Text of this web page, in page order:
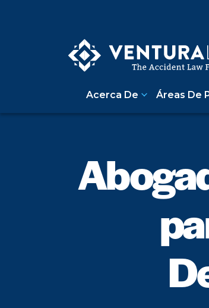
Acerca De Áreas De